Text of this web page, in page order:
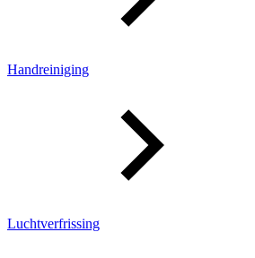
Handreiniging
Luchtverfrissing